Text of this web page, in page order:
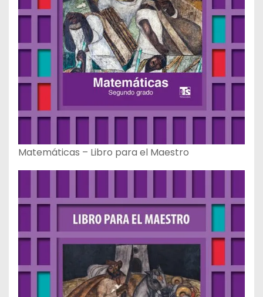
Matemáticas – Libro para el Maestro